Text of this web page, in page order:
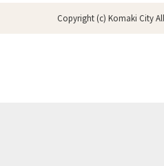
Copyright (c) Komaki City